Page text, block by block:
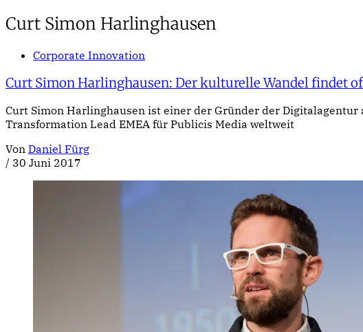
Curt Simon Harlinghausen
Corporate Innovation
Curt Simon Harlinghausen: Der kulturelle Wandel findet
Curt Simon Harlinghausen ist einer der Gründer der
Transformation Lead EMEA für Publicis Media weltweit
Von Daniel Fürg
/ 30 Juni 2017